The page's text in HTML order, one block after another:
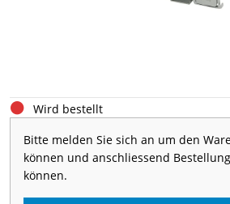
Wird bestellt
Bitte melden Sie sich an um den
können und anschliessend
können.